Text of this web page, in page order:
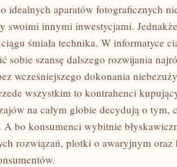
idealnych aparatów fotograficznych
swoimi innymi inwestycjami.
śmiała technika. W informatyce
sobie szansę dalszego rozwijania
wcześniejszego dokonania
wszystkim to kontrahenci
na całym globie decydują o tym,
A bo konsumenci wybitnie
rozwiązań, plotki o awaryjnym oraz